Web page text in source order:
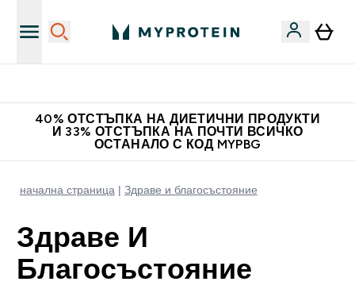
40% ОТСТЪПКА НА ДИЕТИЧНИ ПРОДУКТИ
И 33% ОТСТЪПКА НА ПОЧТИ ВСИЧКО
ОСТАНАЛО С КОД MYPBG
начална страница Здраве и благосъстояние
Здраве И
Благосъстояние